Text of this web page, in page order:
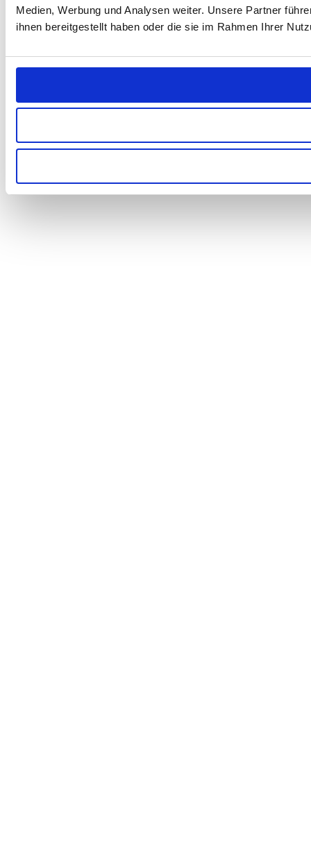
Medien, Werbung und Analysen weiter. Unsere Partner
ihnen bereitgestellt haben oder die sie im Rahmen Ihrer